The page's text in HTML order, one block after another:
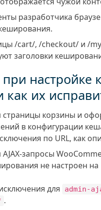
разработчика
/cart/, /checkout/ и /
заголовки
настройке
как их
корзины и
в конфигурации
по URL, как
запросы
не настроен на
для
admin-
.